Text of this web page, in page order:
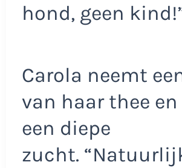
hond, geen
Carola neemt
van haar thee
een diepe
zucht.